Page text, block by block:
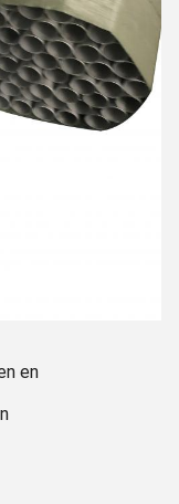
en